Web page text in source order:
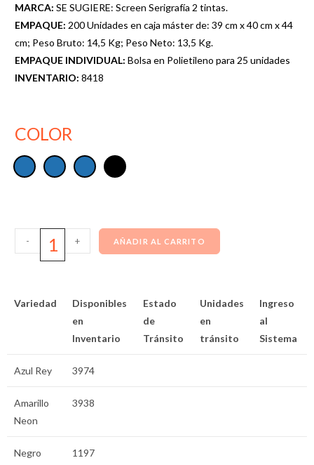
MARCA: SE SUGIERE: Screen Serigrafía 2 tintas.
EMPAQUE: 200 Unidades en caja máster de: 39 cm x 40 cm x 44
cm; Peso Bruto: 14,5 Kg; Peso Neto: 13,5 Kg.
EMPAQUE INDIVIDUAL: Bolsa en Polietileno para 25 unidades
INVENTARIO: 8418
COLOR
- + AÑADIR AL CARRITO
Variedad
Disponibles
en
Inventario
Estado
de
Tránsito
Unidades
en
tránsito
Ingreso
al
Sistema
Azul Rey 3974
Amarillo
Neon
3938
Negro 1197